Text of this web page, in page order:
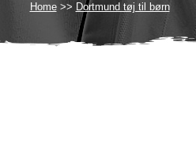
Home Dortmund tøj til børn